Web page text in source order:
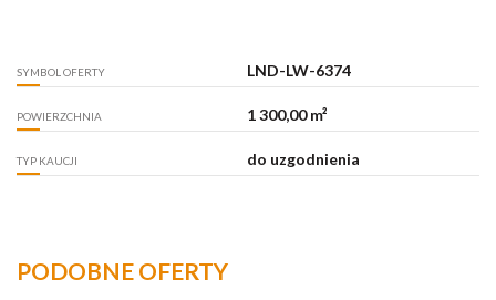
SYMBOL OFERTY LND-LW-6374
POWIERZCHNIA 1 300,00 m²
TYP KAUCJI do uzgodnienia
PODOBNE OFERTY